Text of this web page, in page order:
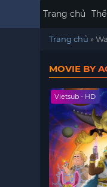
Trang chủ
Trang chủ »
MOVIE BY
Vietsub - HD